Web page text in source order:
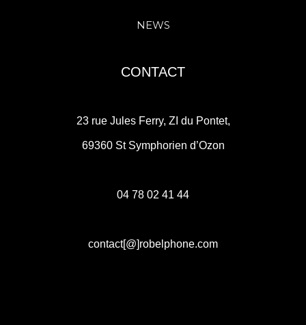
NEWS
CONTACT
23 rue Jules Ferry, ZI du Pontet,
69360 St Symphorien d’Ozon
04 78 02 41 44
contact[@]robelphone.com